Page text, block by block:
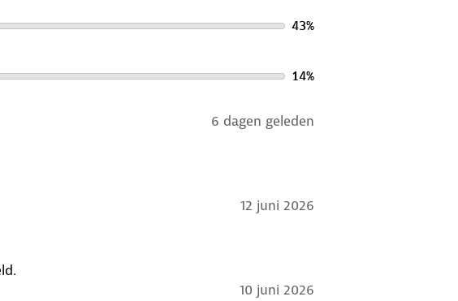
43%
14%
6 dagen geleden
12 juni 2026
10 juni 2026